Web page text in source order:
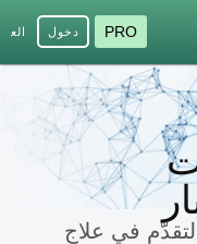
PRO دخول
في علاج